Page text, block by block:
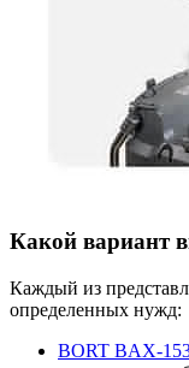
Какой вариант
Каждый из
определенных нужд:
BORT BAX-